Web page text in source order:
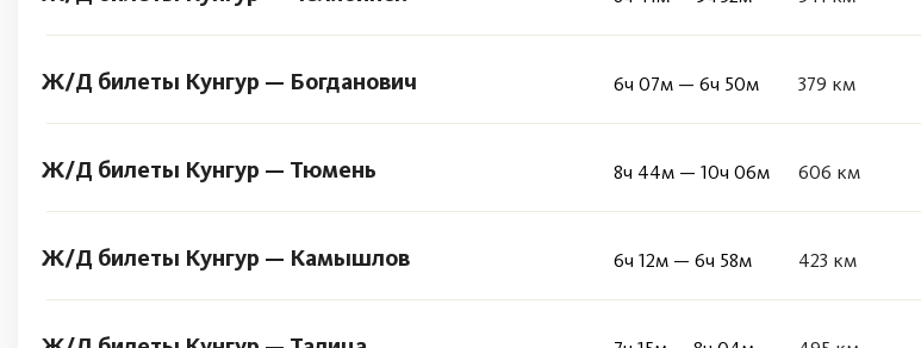
Ж/Д билеты Кунгур — Богданович 379 км
6ч 07м — 6ч 50м
Ж/Д билеты Кунгур — Тюмень 606 км
8ч 44м — 10ч 06м
Ж/Д билеты Кунгур — Камышлов 423 км
6ч 12м — 6ч 58м